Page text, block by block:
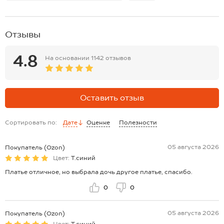
Отзывы
4.8 На основании 1142 отзывов
Оставить отзыв
Сортировать по: Дате Оценке Полезности
Покупатель (Ozon)
05 августа 2026
Цвет: Т.синий
Платье отличное, но выбрала дочь другое платье, спасибо.
0 0
Покупатель (Ozon)
05 августа 2026